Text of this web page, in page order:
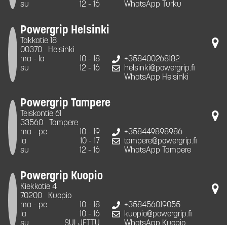
su
12 - 16
WhatsApp Turku
Powergrip Helsinki
Takkatie 18
00370
Helsinki
ma - la
10 - 18
su
12 - 16
+358400268182
helsinki@powergrip.fi
WhatsApp Helsinki
Powergrip Tampere
Teiskontie 61
33560
Tampere
ma - pe
10 - 19
la
10 - 17
su
12 - 16
+358449898986
tampere@powergrip.fi
WhatsApp Tampere
Powergrip Kuopio
Kiekkotie 4
70200
Kuopio
ma - pe
10 - 18
la
10 - 16
+358456019055
kuopio@powergrip.fi